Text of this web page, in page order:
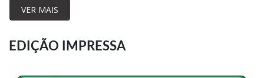
VER MAIS
EDIÇÃO IMPRESSA